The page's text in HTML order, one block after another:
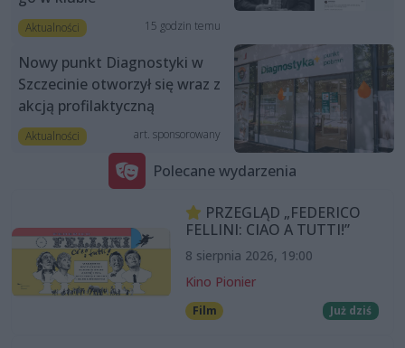
Aktualności 15 godzin temu
Nowy punkt Diagnostyki w
Szczecinie otworzył się wraz z
akcją profilaktyczną
Aktualności art. sponsorowany
Polecane wydarzenia
PRZEGLĄD „FEDERICO
FELLINI: CIAO A TUTTI!”
8 sierpnia 2026, 19:00
Kino Pionier
Film Już dziś